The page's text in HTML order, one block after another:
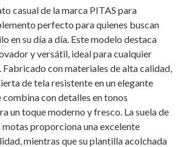
casual de la marca PITAS para
perfecto para quienes buscan
en su día a día. Este modelo destaca
y versátil, ideal para cualquier
con materiales de alta calidad,
de tela resistente en un elegante
con detalles en tonos
un toque moderno y fresco. La suela de
proporciona una excelente
mientras que su plantilla acolchada